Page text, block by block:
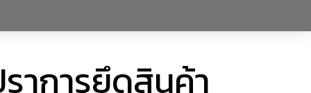
าการยึดสินค้า